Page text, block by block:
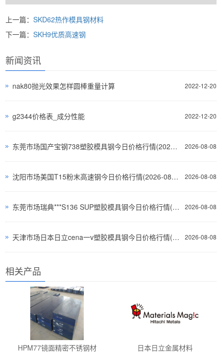
上一篇：SKD62热作模具钢材料
下一篇：SKH9优质高速钢
新闻资讯
2022-12-20
nak80抛光效果怎样圆棒重量计算
2022-12-20
g2344价格表_成分性能
2026-08-08
东莞市场国产宝钢738塑胶模具钢今日价格行情(2026-08-07)
2026-08-08
沈阳市场美国T15粉末高速钢今日价格行情(2026-08-07)
2026-08-08
东莞市场瑞典***S136 SUP塑胶模具钢今日价格行情(2026-08-07)
2026-08-08
天津市场日本日立cena一v塑胶模具钢今日价格行情(2026-08-07)
相关产品
HPM77镜面精密不锈钢材 日本日立金属材料